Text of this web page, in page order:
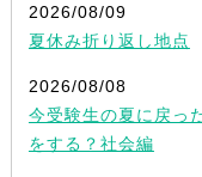
2026/08/09
夏休み折り返し地点
2026/08/08
今受験生の夏に戻っ
をする？社会編